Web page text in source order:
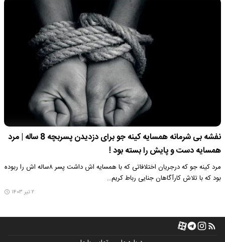
نفشه بی شرمانه همسایه کینه جو برای دزدیدن پسربچه 8 ساله | مرد
همسایه دست و پایش را بسته بود !
مرد کینه جو که درجریان اختلافاتی که با همسایه اش داشت پسر ۸ساله اش را ربوده
بود که با تلاش کارآگاهان جنایی رباط کریم…
۲ تیر ۱۴۰۳